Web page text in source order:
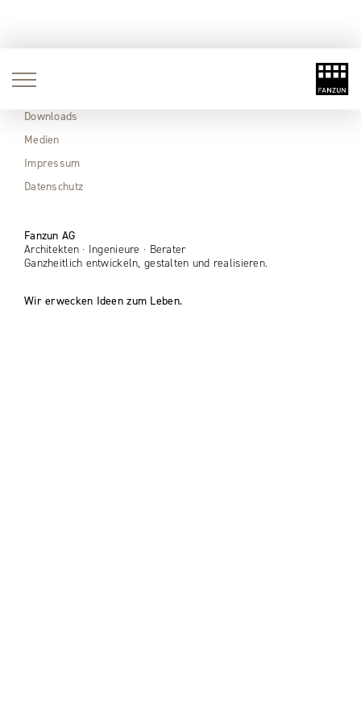
Aktuell
Downloads
Medien
Impressum
Datenschutz
Fanzun AG
Architekten · Ingenieure · Berater
Ganzheitlich entwickeln, gestalten und realisieren.
Wir erwecken Ideen zum Leben.